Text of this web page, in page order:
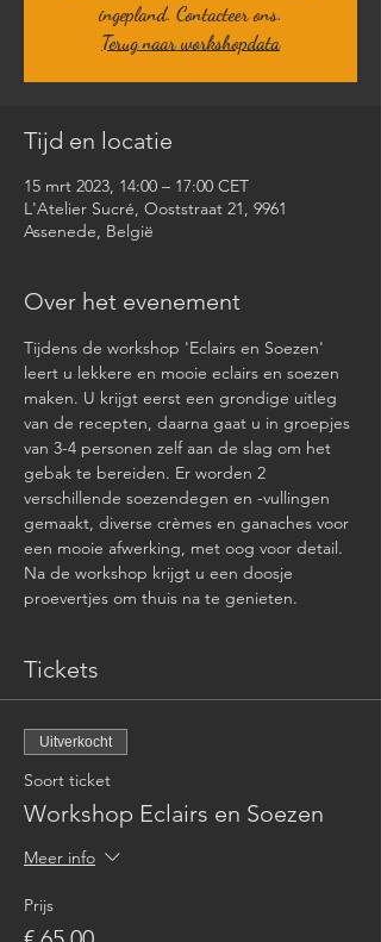
ingepland. Contacteer ons.
Terug naar workshopdata
Tijd en locatie
15 mrt 2023, 14:00 – 17:00 CET
L'Atelier Sucré, Ooststraat 21, 9961
Assenede, België
Over het evenement
Tijdens de workshop 'Eclairs en Soezen'
leert u lekkere en mooie eclairs en soezen
maken. U krijgt eerst een grondige uitleg
van de recepten, daarna gaat u in groepjes
van 3-4 personen zelf aan de slag om het
gebak te bereiden. Er worden 2
verschillende soezendegen en -vullingen
gemaakt, diverse crèmes en ganaches voor
een mooie afwerking, met oog voor detail.
Na de workshop krijgt u een doosje
proevertjes om thuis na te genieten.
Tickets
Uitverkocht
Soort ticket
Workshop Eclairs en Soezen
Meer info
Prijs